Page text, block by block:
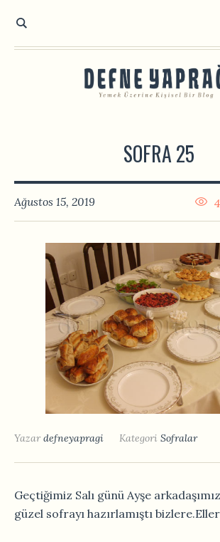
SOFRA 25
Ağustos 15, 2019
Yazardefneyapragi Kategori Sofralar
Geçtiğimiz Salı günü Ayşe
güzel sofrayı hazırlamıştı